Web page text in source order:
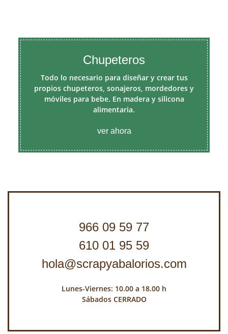
Chupeteros
Todo lo necesario para diseñar y crear tus
propios chupeteros, sonajeros, mordedores y
móviles para bebe. En madera y silicona
alimentaria.
ver ahora
966 09 59 77
610 01 95 59
hola@scrapyabalorios.com
Lunes-Viernes: 10.00 a 18.00 h
Sábados CERRADO